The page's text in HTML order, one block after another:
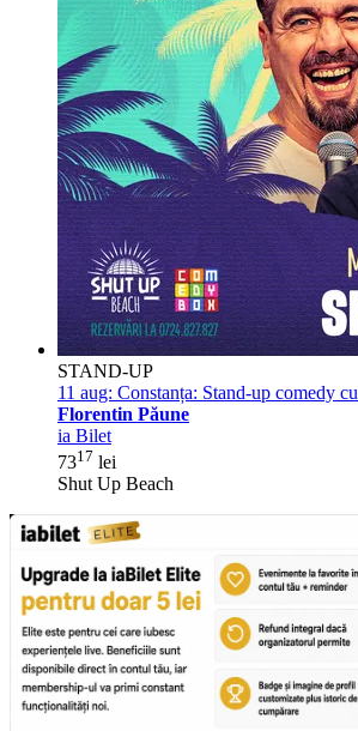
STAND-UP
11 aug: Constanța: Stand-up comedy cu
Florentin Păune
ia Bilet
7317 lei
Shut Up Beach